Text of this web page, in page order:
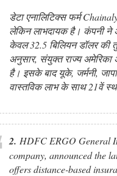
डेटा एनालिटिक्स फर्म
लेकिन लाभदायक है। कंपनी ने
केवल 32.5 बिलियन डॉलर की
अनुसार, संयुक्त राज्य अमेरिका
है। इसके बाद यूके, जर्मनी,
वास्तविक लाभ के साथ 21वें
2. HDFC ERGO General
company, announced the
offers distance-based